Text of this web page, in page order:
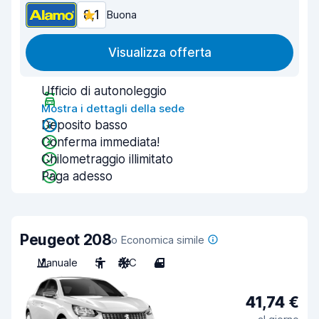
8,1 Buona
Visualizza offerta
Ufficio di autonoleggio
Mostra i dettagli della sede
Deposito basso
Conferma immediata!
Chilometraggio illimitato
Paga adesso
Peugeot 208o Economica simile
Manuale
5 A/C 4
41,74 €